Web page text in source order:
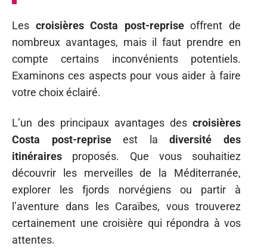
Les croisières Costa post-repriseoffrent de
nombreux avantages, mais il faut prendre en
compte certains inconvénients potentiels.
Examinons ces aspects pour vous aider à faire
votre choix éclairé.
L’un des principaux avantages des croisières
Costa post-repriseest ladiversité des
itinéraires proposés. Que vous souhaitiez
découvrir les merveilles de la Méditerranée,
explorer les fjords norvégiens ou partir à
l’aventure dans les Caraïbes, vous trouverez
certainement une croisière qui répondra à vos
attentes.